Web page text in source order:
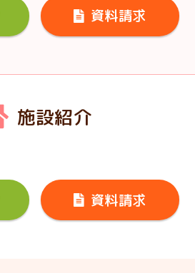
資料請求
施設紹介
資料請求